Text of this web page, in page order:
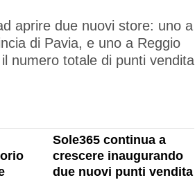
aprire due nuovi store: uno a
di Pavia, e uno a Reggio
numero totale di punti vendita
Sole365 continua a
crescere inaugurando
due nuovi punti vendita